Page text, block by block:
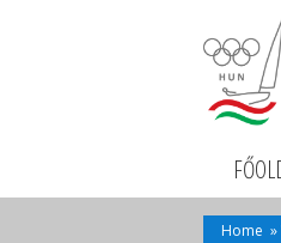
Home »